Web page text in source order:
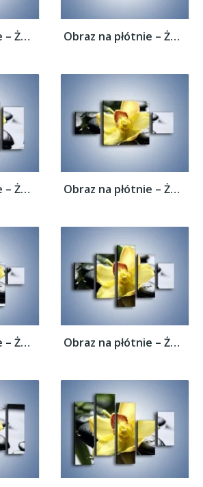
Obraz na płótnie – Żółty kwiat na mokrych... Obraz na płótnie – Żółty kwiat na mokrych...
Obraz na płótnie – Żółty kwiat na mokrych... Obraz na płótnie – Żółty kwiat na mokrych...
Obraz na płótnie – Żółty kwiat na mokrych... Obraz na płótnie – Żółty kwiat na mokrych...